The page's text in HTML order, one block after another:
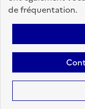
de fréquentation.
gouvernement.fr
Personnaliser les cookies
candidats
Sauf mention contraire,
etalab-2.0